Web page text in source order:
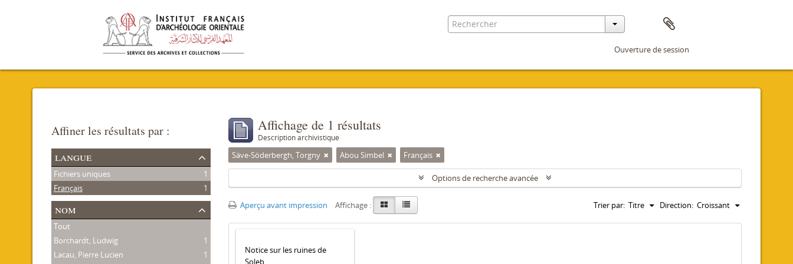
Ouverture de session
Affiner les résultats par :
langue
Fichiers uniques
1
Français
1
nom
Tout
Borchardt, Ludwig
1
Lacau, Pierre Lucien
1
Affichage de 1 résultats
Description archivistique
Säve-Söderbergh, Torgny Abou Simbel Français
Options de recherche avancée
Aperçu avant impression Affichage : Trier par: Titre Direction: Croissant
Notice sur les ruines de
Soleb